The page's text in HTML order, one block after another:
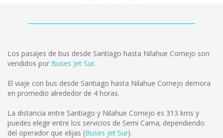
Los pasajes de bus desde Santiago hasta Nilahue Cornejo son
vendidos por Buses Jet Sur.
El viaje con bus desde Santiago hasta Nilahue Cornejo demora
en promedio alrededor de 4 horas.
La distancia entre Santiago y Nilahue Cornejo es 313 kms y
puedes elegir entre los servicios de Semi Cama; dependiendo
del operador que elijas (Buses Jet Sur).